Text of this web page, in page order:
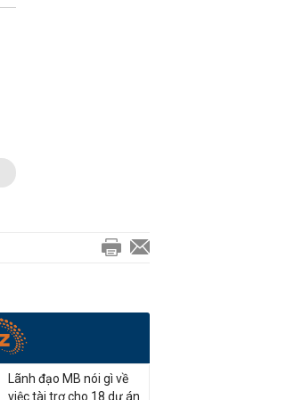
Lãnh đạo MB nói gì về
việc tài trợ cho 18 dự án